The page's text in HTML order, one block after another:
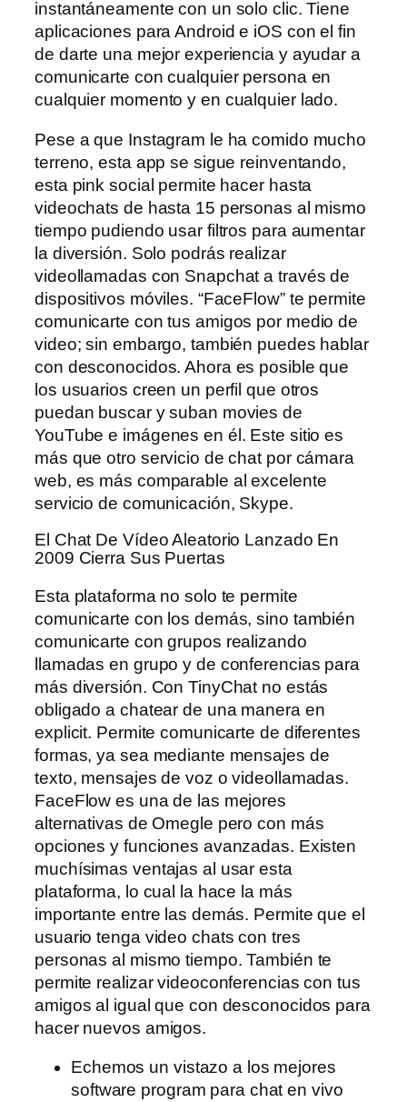
instantáneamente con un solo clic. Tiene
aplicaciones para Android e iOS con el fin
de darte una mejor experiencia y ayudar a
comunicarte con cualquier persona en
cualquier momento y en cualquier lado.
Pese a que Instagram le ha comido mucho
terreno, esta app se sigue reinventando,
esta pink social permite hacer hasta
videochats de hasta 15 personas al mismo
tiempo pudiendo usar filtros para aumentar
la diversión. Solo podrás realizar
videollamadas con Snapchat a través de
dispositivos móviles. “FaceFlow” te permite
comunicarte con tus amigos por medio de
video; sin embargo, también puedes hablar
con desconocidos. Ahora es posible que
los usuarios creen un perfil que otros
puedan buscar y suban movies de
YouTube e imágenes en él. Este sitio es
más que otro servicio de chat por cámara
web, es más comparable al excelente
servicio de comunicación, Skype.
El Chat De Vídeo Aleatorio Lanzado En
2009 Cierra Sus Puertas
Esta plataforma no solo te permite
comunicarte con los demás, sino también
comunicarte con grupos realizando
llamadas en grupo y de conferencias para
más diversión. Con TinyChat no estás
obligado a chatear de una manera en
explicit. Permite comunicarte de diferentes
formas, ya sea mediante mensajes de
texto, mensajes de voz o videollamadas.
FaceFlow es una de las mejores
alternativas de Omegle pero con más
opciones y funciones avanzadas. Existen
muchísimas ventajas al usar esta
plataforma, lo cual la hace la más
importante entre las demás. Permite que el
usuario tenga video chats con tres
personas al mismo tiempo. También te
permite realizar videoconferencias con tus
amigos al igual que con desconocidos para
hacer nuevos amigos.
Echemos un vistazo a los mejores
software program para chat en vivo